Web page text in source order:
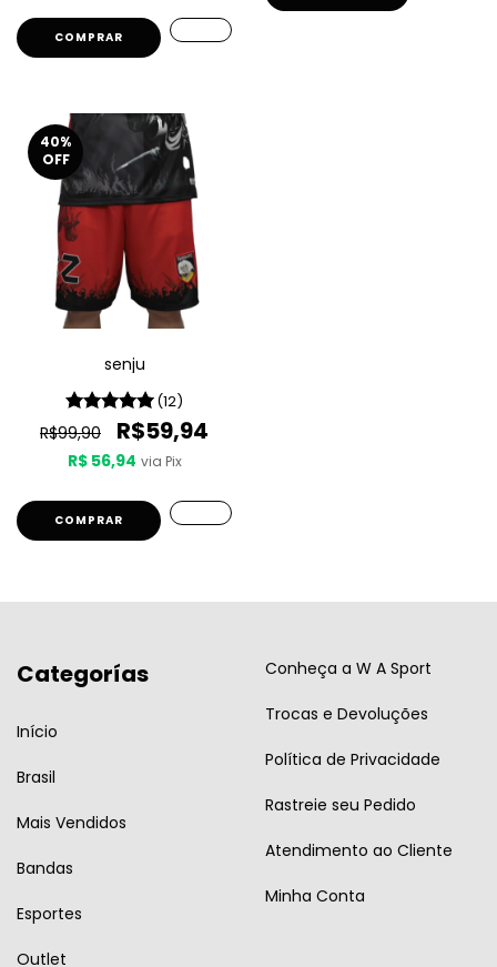
COMPRAR
40%
OFF
senju
(12)
R$99,90 R$59,94
R$ 56,94 via Pix
COMPRAR
Categorías
Início
Brasil
Mais Vendidos
Bandas
Esportes
Outlet
Conheça a W A Sport
Trocas e Devoluções
Política de Privacidade
Rastreie seu Pedido
Atendimento ao Cliente
Minha Conta